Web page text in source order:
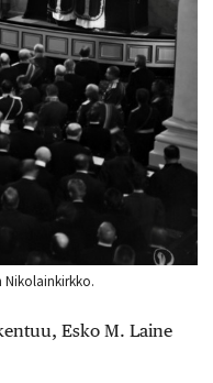
Nikolainkirkko.
Esko M. Laine